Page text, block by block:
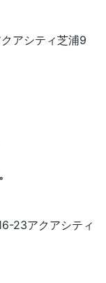
アシティ芝浦9
23アクアシティ